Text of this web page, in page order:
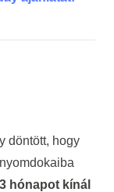
döntött, hogy
3 hónapot kínál